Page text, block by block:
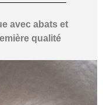
avec abats et
qualité